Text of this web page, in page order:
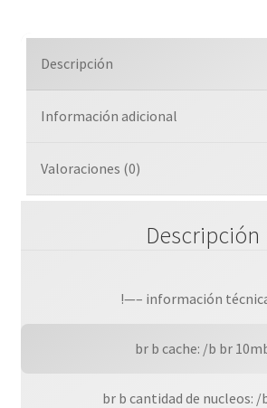
4210
/
Ncleos
Descripción
Información adicional
Valoraciones (0)
Descripción
!—– información
br b cache: /b br
br b cantidad de nucleos: /